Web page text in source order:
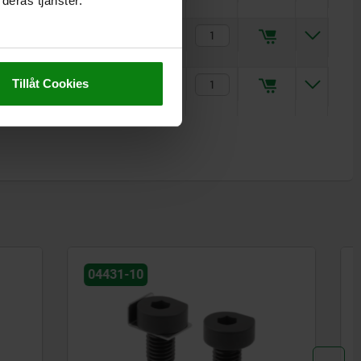
Tillåt Cookies
8 17,8
21 8,3 12 26,7
04431-05